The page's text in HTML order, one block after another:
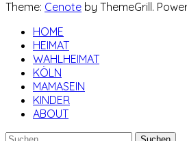
Theme: Cenote by ThemeGrill.
HOME
HEIMAT
WAHLHEIMAT
KÖLN
MAMASEIN
KINDER
ABOUT
Suchen